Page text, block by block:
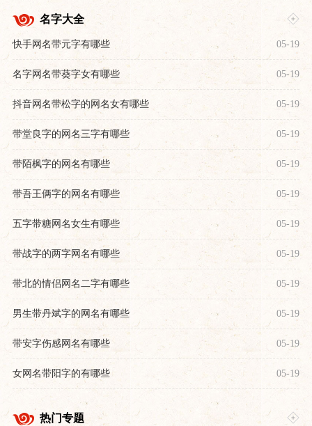
名字大全
快手网名带元字有哪些 05-19
名字网名带葵字女有哪些 05-19
抖音网名带松字的网名女有哪些 05-19
带堂良字的网名三字有哪些 05-19
带陌枫字的网名有哪些 05-19
带吾王俩字的网名有哪些 05-19
五字带糖网名女生有哪些 05-19
带战字的两字网名有哪些 05-19
带北的情侣网名二字有哪些 05-19
男生带丹斌字的网名有哪些 05-19
带安字伤感网名有哪些 05-19
女网名带阳字的有哪些 05-19
热门专题